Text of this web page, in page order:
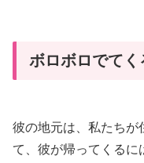
ボロボロでて
彼の地元は、私たちが
て、彼が帰ってくる